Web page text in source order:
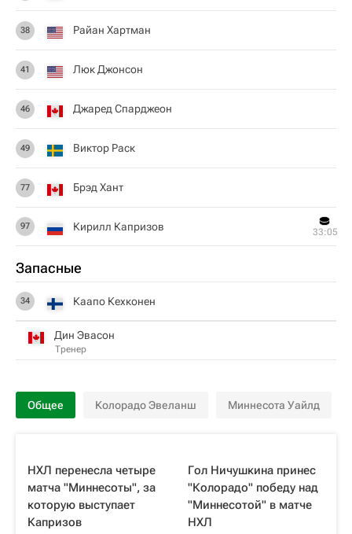
38 Райан Хартман
41 Люк Джонсон
46 Джаред Спарджеон
49 Виктор Раск
77 Брэд Хант
97 Кирилл Капризов 33:05
Запасные
34 Каапо Кехконен
Дин Эвасон
Тренер
Общее Колорадо Эвеланш Миннесота Уайлд
НХЛ перенесла четыре
матча "Миннесоты", за
которую выступает
Капризов
Гол Ничушкина принес
"Колорадо" победу над
"Миннесотой" в матче
НХЛ